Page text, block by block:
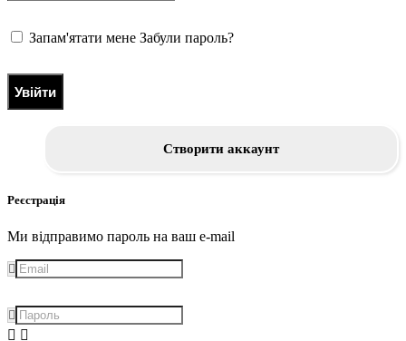
Запам'ятати мене Забули пароль?
Увійти
Створити аккаунт
Реєстрація
Ми відправимо пароль на ваш e-mail